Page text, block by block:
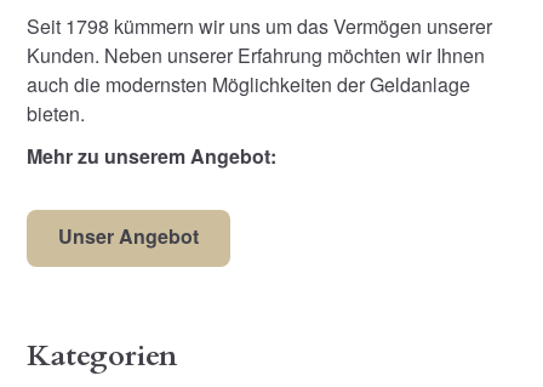
Seit 1798 kümmern wir uns um das Vermögen unserer
Kunden. Neben unserer Erfahrung möchten wir Ihnen
auch die modernsten Möglichkeiten der Geldanlage
bieten.
Mehr zu unserem Angebot:
Unser Angebot
Kategorien